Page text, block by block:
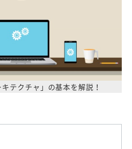
キテクチャ」の基本を解説！